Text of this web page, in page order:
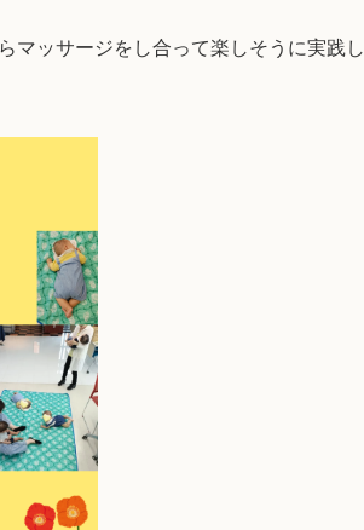
マッサージをし合って楽しそうに実践し